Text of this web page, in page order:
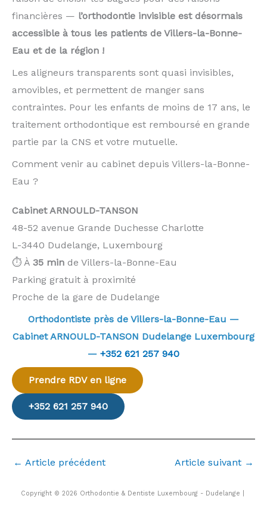
financières — l’orthodontie invisible est désormais
accessible à tous les patients de Villers-la-Bonne-
Eau et de la région !
Les aligneurs transparents sont quasi invisibles,
amovibles, et permettent de manger sans
contraintes. Pour les enfants de moins de 17 ans, le
traitement orthodontique est remboursé en grande
partie par la CNS et votre mutuelle.
Comment venir au cabinet depuis Villers-la-Bonne-
Eau ?
Cabinet ARNOULD-TANSON
48-52 avenue Grande Duchesse Charlotte
L-3440 Dudelange, Luxembourg
⏱️ À 35 min de Villers-la-Bonne-Eau
Parking gratuit à proximité
Proche de la gare de Dudelange
Orthodontiste près de Villers-la-Bonne-Eau —
Cabinet ARNOULD-TANSON Dudelange Luxembourg
— +352 621 257 940
Prendre RDV en ligne
+352 621 257 940
← Article précédent Article suivant →
Copyright © 2026 Orthodontie & Dentiste Luxembourg - Dudelange |